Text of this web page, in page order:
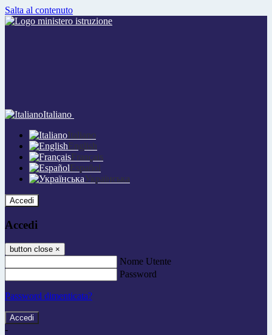
Salta al contenuto
Italiano
Italiano
English
Français
Español
Українська
Accedi
Accedi
button close ×
Nome Utente
Password
Password dimenticata?
-